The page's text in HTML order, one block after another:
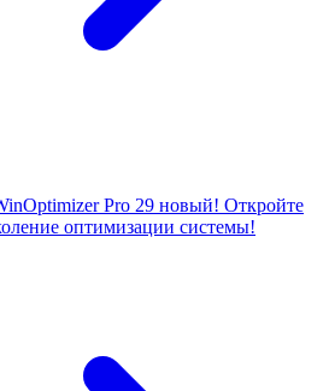
Pro 29 новый! Откройте
оптимизации системы!